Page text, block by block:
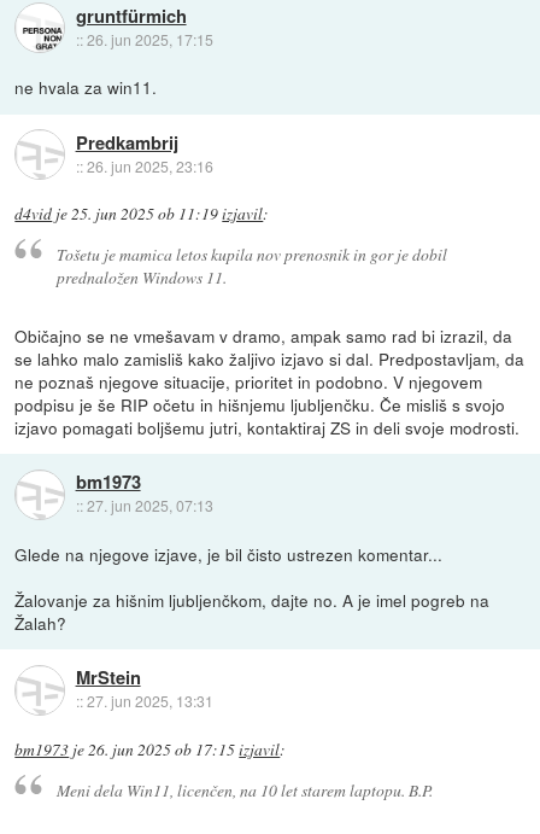
gruntfürmich
::26. jun 2025, 17:15
ne hvala za win11.
Predkambrij
::26. jun 2025, 23:16
d4vid je25. jun 2025 ob 11:19izjavil:
Tošetu je mamica letos kupila nov prenosnik in gor je dobil
prednaložen Windows 11.
Običajno se ne vmešavam v dramo, ampak samo rad bi izrazil, da
se lahko malo zamisliš kako žaljivo izjavo si dal. Predpostavljam, da
ne poznaš njegove situacije, prioritet in podobno. V njegovem
podpisu je še RIP očetu in hišnjemu ljubljenčku. Če misliš s svojo
izjavo pomagati boljšemu jutri, kontaktiraj ZS in deli svoje modrosti.
bm1973
::27. jun 2025, 07:13
Glede na njegove izjave, je bil čisto ustrezen komentar...
Žalovanje za hišnim ljubljenčkom, dajte no. A je imel pogreb na
Žalah?
MrStein
::27. jun 2025, 13:31
bm1973 je26. jun 2025 ob 17:15izjavil:
Meni dela Win11, licenčen, na 10 let starem laptopu. B.P.